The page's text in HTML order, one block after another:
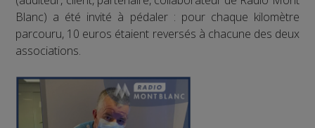
Blanc) a été invité à pédaler : pour chaque kilomètre
parcouru, 10 euros étaient reversés à chacune des deux
associations.